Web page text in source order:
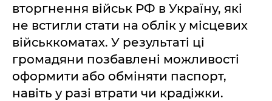
вторгнення військ РФ в Україну, які
не встигли стати на облік у місцевих
військкоматах. У результаті ці
громадяни позбавлені можливості
оформити або обміняти паспорт,
навіть у разі втрати чи крадіжки.